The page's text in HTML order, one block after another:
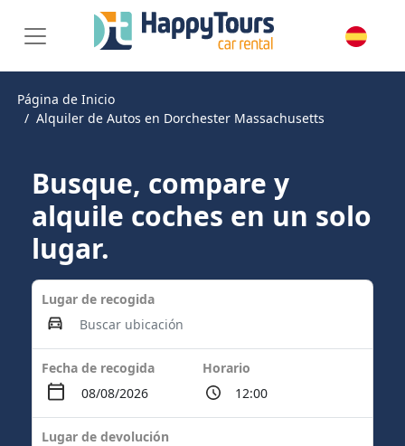
Página de Inicio
Alquiler de Autos en Dorchester Massachusetts
Busque, compare y
alquile coches en un solo
lugar.
Lugar de recogida
Fecha de recogida Horario
Lugar de devolución